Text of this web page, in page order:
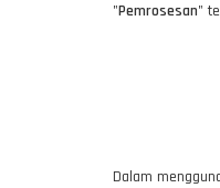
"Pemrosesan"
Dalam